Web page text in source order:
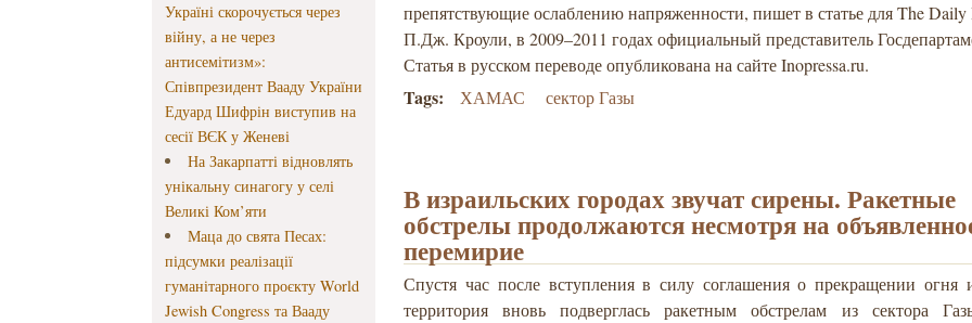
Україні скорочується через
війну, а не через
антисемітизм»:
Співпрезидент Вааду України
Едуард Шифрін виступив на
сесії ВЄК у Женеві
На Закарпатті відновлять
унікальну синагогу у селі
Великі Ком’яти
Маца до свята Песах:
підсумки реалізації
гуманітарного проєкту World
Jewish Congress та Вааду
препятствующие ослаблению напряженности, пишет в статье для The Daily
П.Дж. Кроули, в 2009–2011 годах официальный представитель
Статья в русском переводе опубликована на сайте Inopressa.ru.
Tags: ХАМАС сектор Газы
В израильских городах звучат сирены. Ракетные
обстрелы продолжаются несмотря на
перемирие
Спустя час после вступления в силу соглашения о прекращении огня
территория вновь подверглась ракетным обстрелам из сектора